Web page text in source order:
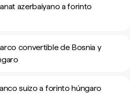
azerbaiyano a forinto
convertible de Bosnia y
suizo a forinto húngaro